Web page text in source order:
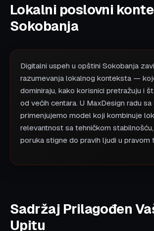
Lokalni poslovni
Sokobanja
Digitalni uspeh u opštini Sokobanja
razumevanja lokalnog konteksta —
dominiraju, kako korisnici pretražuju i
od većih centara. U MaxDesign radu
primenjujemo model koji kombinuje
relevantnost sa tehničkom
poruka stigne do pravih ljudi u pravom
Sadržaj Prilagođen
Upitu